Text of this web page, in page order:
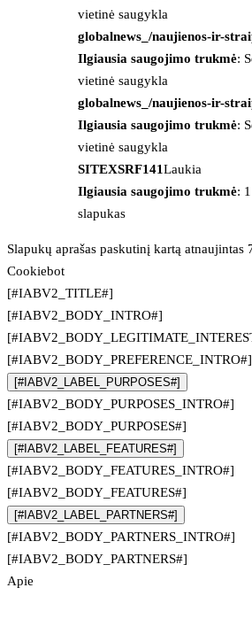
vietinė saugykla
globalnews_/naujienos-ir-
Ilgiausia saugojimo trukmė:
vietinė saugykla
globalnews_/naujienos-ir-
Ilgiausia saugojimo trukmė:
vietinė saugykla
SITEXSRF141Laukia
Ilgiausia saugojimo trukmė:
slapukas
Slapukų aprašas paskutinį kartą atnaujintas
Cookiebot
[#IABV2_TITLE#]
[#IABV2_BODY_INTRO#]
[#IABV2_BODY_PREFERENCE_INTRO#]
[#IABV2_LABEL_PURPOSES#]
[#IABV2_BODY_PURPOSES_INTRO#]
[#IABV2_BODY_PURPOSES#]
[#IABV2_LABEL_FEATURES#]
[#IABV2_BODY_FEATURES_INTRO#]
[#IABV2_BODY_FEATURES#]
[#IABV2_LABEL_PARTNERS#]
[#IABV2_BODY_PARTNERS_INTRO#]
[#IABV2_BODY_PARTNERS#]
Apie